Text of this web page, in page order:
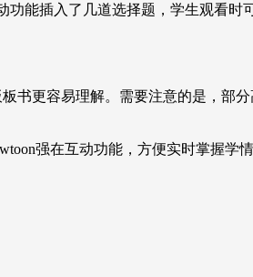
能插入了几道选择题，学生观看时
书更容易理解。需要注意的是，部
强在互动功能，方便实时掌握学